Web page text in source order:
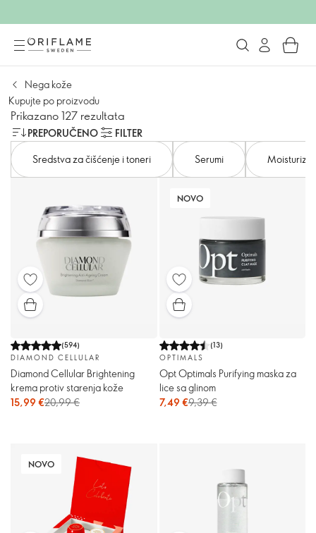
Nega kože
Kupujte po proizvodu
Prikazano 127 rezultata
PREPORUČENO
FILTER
Sredstva za čišćenje i toneri
Serumi
(594)
DIAMOND CELLULAR
Diamond Cellular Brightening
krema protiv starenja kože
15,99 €20,99 €
NOVO
(13)
OPTIMALS
Opt Optimals Purifying maska ​​za
lice sa glinom
7,49 €9,39 €
NOVO